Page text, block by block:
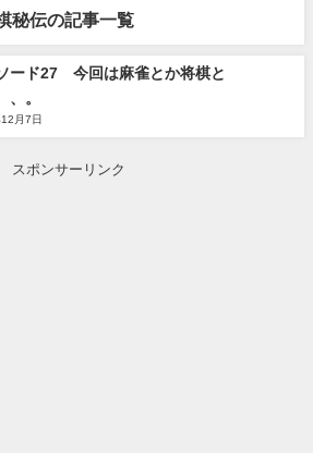
秘伝の記事一覧
ード27 今回は麻雀とか将棋と
、。
月7日
スポンサーリンク